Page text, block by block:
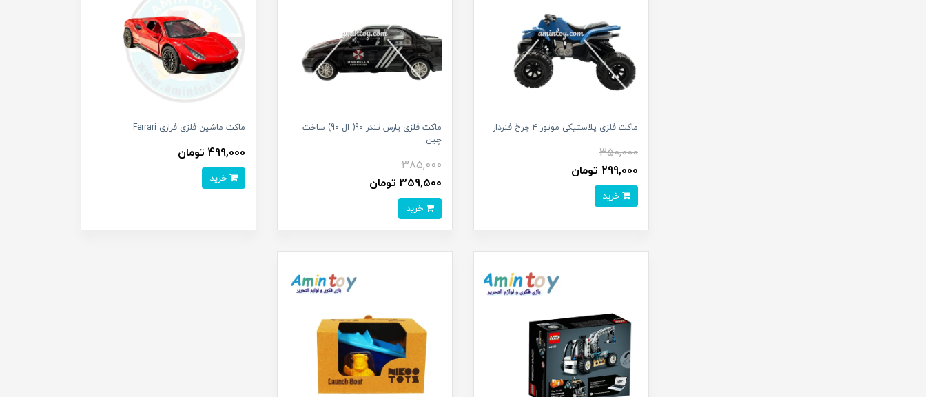
ماکت فلزی پلاستیکی موتور ۴ چرخ فنردار
350,000
299,000 تومان
ماکت فلزی پارس تندر 90( ال 90) ساخت
چین
385,000
359,500 تومان
خرید
ماکت ماشین فلزی فراری Ferrari
499,000 تومان
خرید